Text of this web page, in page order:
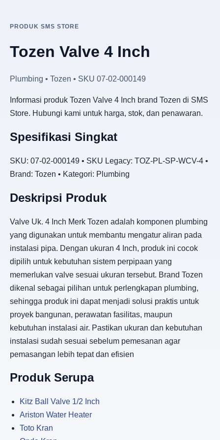
PRODUK SMS STORE
Tozen Valve 4 Inch
Plumbing • Tozen • SKU 07-02-000149
Informasi produk Tozen Valve 4 Inch brand Tozen di SMS
Store. Hubungi kami untuk harga, stok, dan penawaran.
Spesifikasi Singkat
SKU: 07-02-000149 • SKU Legacy: TOZ-PL-SP-WCV-4 •
Brand: Tozen • Kategori: Plumbing
Deskripsi Produk
Valve Uk. 4 Inch Merk Tozen adalah komponen plumbing
yang digunakan untuk membantu mengatur aliran pada
instalasi pipa. Dengan ukuran 4 Inch, produk ini cocok
dipilih untuk kebutuhan sistem perpipaan yang
memerlukan valve sesuai ukuran tersebut. Brand Tozen
dikenal sebagai pilihan untuk perlengkapan plumbing,
sehingga produk ini dapat menjadi solusi praktis untuk
proyek bangunan, perawatan fasilitas, maupun
kebutuhan instalasi air. Pastikan ukuran dan kebutuhan
instalasi sudah sesuai sebelum pemesanan agar
pemasangan lebih tepat dan efisien
Produk Serupa
Kitz Ball Valve 1/2 Inch
Ariston Water Heater
Toto Kran